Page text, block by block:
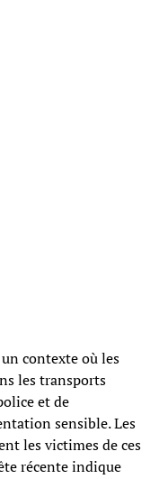
contexte où les
les transports
et de
sensible. Les
les victimes de ces
récente indique